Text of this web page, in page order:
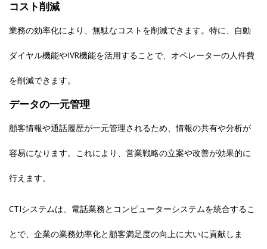
コスト削減
業務の効率化により、無駄なコストを削減できます。特に、自動
ダイヤル機能やIVR機能を活用することで、オペレーターの人件費
を削減できます。
データの一元管理
顧客情報や通話履歴が一元管理されるため、情報の共有や分析が
容易になります。これにより、営業戦略の立案や改善が効果的に
行えます。
CTIシステムは、電話業務とコンピューターシステムを統合するこ
とで、企業の業務効率化と顧客満足度の向上に大いに貢献しま